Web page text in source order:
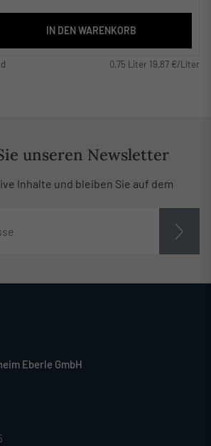
IN DEN WARENKORB
0,75 Liter 19,87 €/Liter
unseren Newsletter
Inhalte und bleiben Sie auf dem
Eberle GmbH